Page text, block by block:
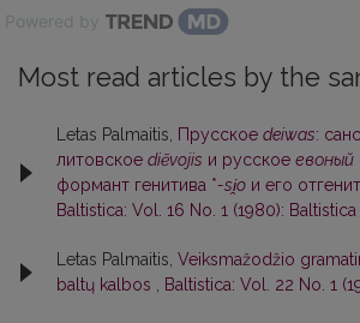
Powered by
Most read articles by the
Letas Palmaitis, Прусское deiwas:
литовское diẽvojis и русское евоный
формант генитива *-si̯o и его
Baltistica: Vol. 16 No. 1 (1980): Baltistica
Letas Palmaitis, Veiksmažodžio
baltų kalbos , Baltistica: Vol. 22 No. 1